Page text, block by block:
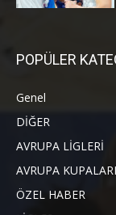
POPÜLER
Genel
DİĞER
AVRUPA LİGLERİ
AVRUPA KUPALARI
ÖZEL HABER